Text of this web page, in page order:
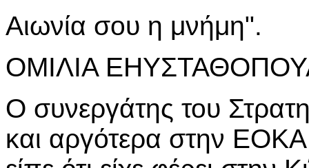
Αιωνία σου η μνήμη".
ΟΜΙΛΙΑ
Ο συνεργάτης του
και αργότερα στην